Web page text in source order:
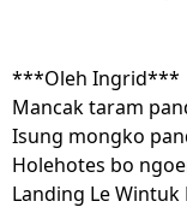
***Oleh Ingrid***
Mancak taram
Isung mongko
Holehotes bo
Landing Le